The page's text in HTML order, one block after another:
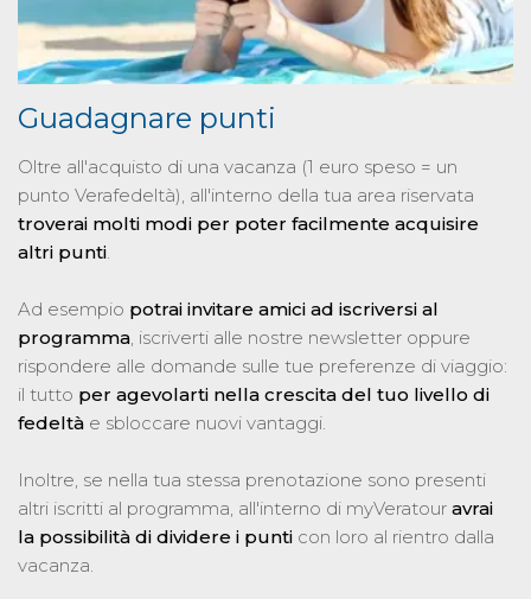
Guadagnare punti
Oltre all'acquisto di una vacanza (1 euro speso = un
punto Verafedeltà), all'interno della tua area riservata
troverai molti modi per poter facilmente acquisire
altri punti.
Ad esempio potrai invitare amici ad iscriversi al
programma, iscriverti alle nostre newsletter oppure
rispondere alle domande sulle tue preferenze di viaggio:
il tutto per agevolarti nella crescita del tuo livello di
fedeltà e sbloccare nuovi vantaggi.
Inoltre, se nella tua stessa prenotazione sono presenti
altri iscritti al programma, all'interno di myVeratour avrai
la possibilità di dividere i punti con loro al rientro dalla
vacanza.